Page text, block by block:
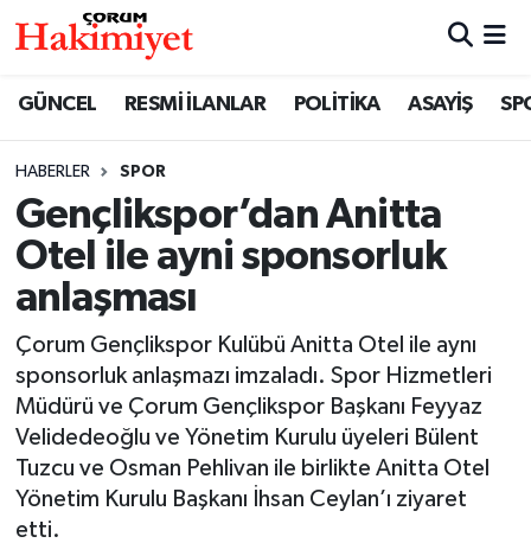
GÜNCEL RESMİ İLANLAR POLİTİKA ASAYİŞ
HABERLER SPOR
Gençlikspor’dan Anitta
Otel ile ayni sponsorluk
anlaşması
Çorum Gençlikspor Kulübü Anitta Otel ile aynı
sponsorluk anlaşmazı imzaladı. Spor Hizmetleri
Müdürü ve Çorum Gençlikspor Başkanı Feyyaz
Velidedeoğlu ve Yönetim Kurulu üyeleri Bülent
Tuzcu ve Osman Pehlivan ile birlikte Anitta Otel
Yönetim Kurulu Başkanı İhsan Ceylan’ı ziyaret
etti.
SAĞLIK
ASAYİŞ
EKONOMİ
AKTÜEL
EĞİTİM
Nöbetçi Eczaneler
Çorum Namaz Vakitleri
Trafik Durumu
Süper Lig Puan Durumu ve Fikstür
Tüm Manşetler
Son Dakika Haberleri
Haber Arşivi